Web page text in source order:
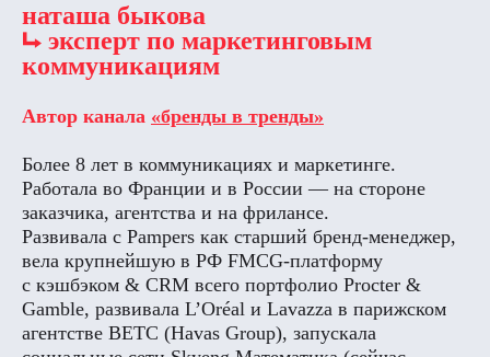
наташа быкова
⮡ эксперт по маркетинговым
коммуникациям
Автор канала «бренды в тренды»
Более 8 лет в коммуникациях и маркетинге.
Работала во Франции и в России — на стороне
заказчика, агентства и на фрилансе.
Развивала с Pampers как старший бренд-менеджер,
вела крупнейшую в РФ FMCG-платформу
с кэшбэком & CRM всего портфолио Procter &
Gamble, развивала L’Oréal и Lavazza в парижском
агентстве BETC (Havas Group), запускала